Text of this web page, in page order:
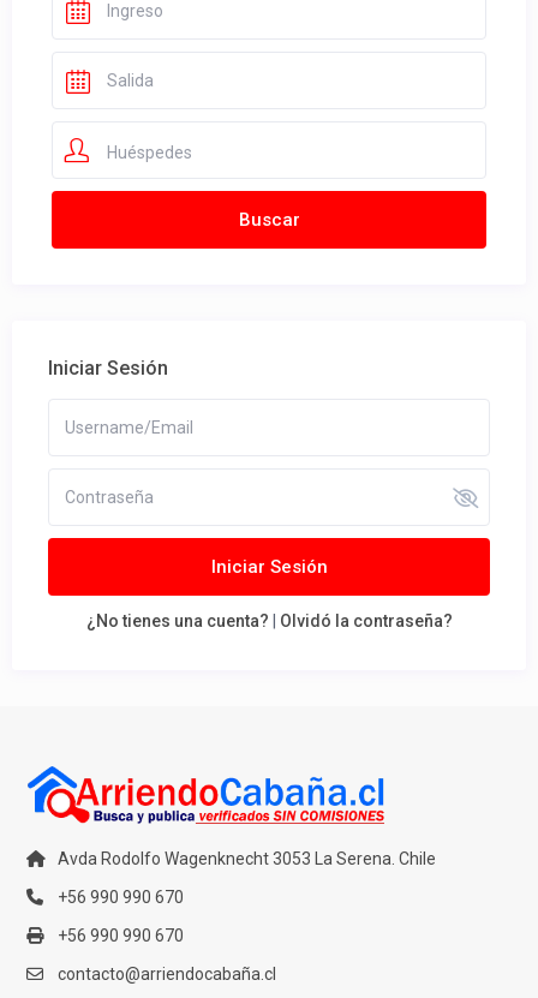
Huéspedes
Iniciar Sesión
Iniciar Sesión
¿No tienes una cuenta? Olvidó la contraseña?
Avda Rodolfo Wagenknecht 3053 La Serena. Chile
+56 990 990 670
+56 990 990 670
contacto@arriendocabaña.cl